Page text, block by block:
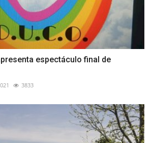
espectáculo final de
3833